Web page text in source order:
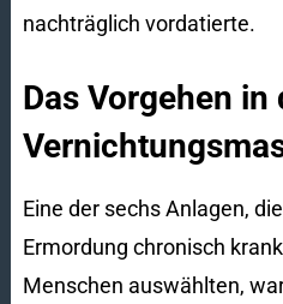
nachträglich vordatierte.
Das Vorgehen in
Eine der sechs Anlagen,
Ermordung chronisch
Menschen auswählten,